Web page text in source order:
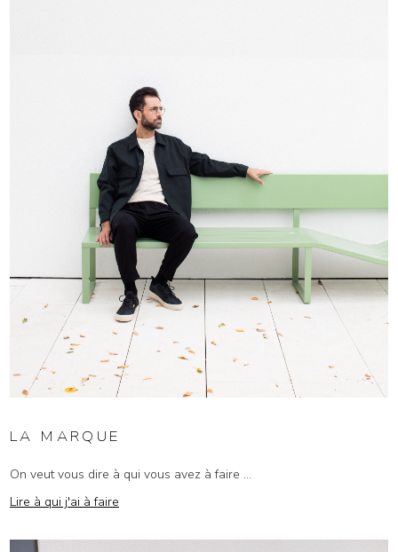
LA MARQUE
On veut vous dire à qui vous avez à faire ...
Lire à qui j'ai à faire